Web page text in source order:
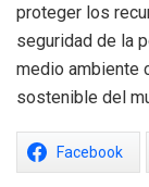
proteger los
seguridad de la
medio ambiente
sostenible del
Facebook